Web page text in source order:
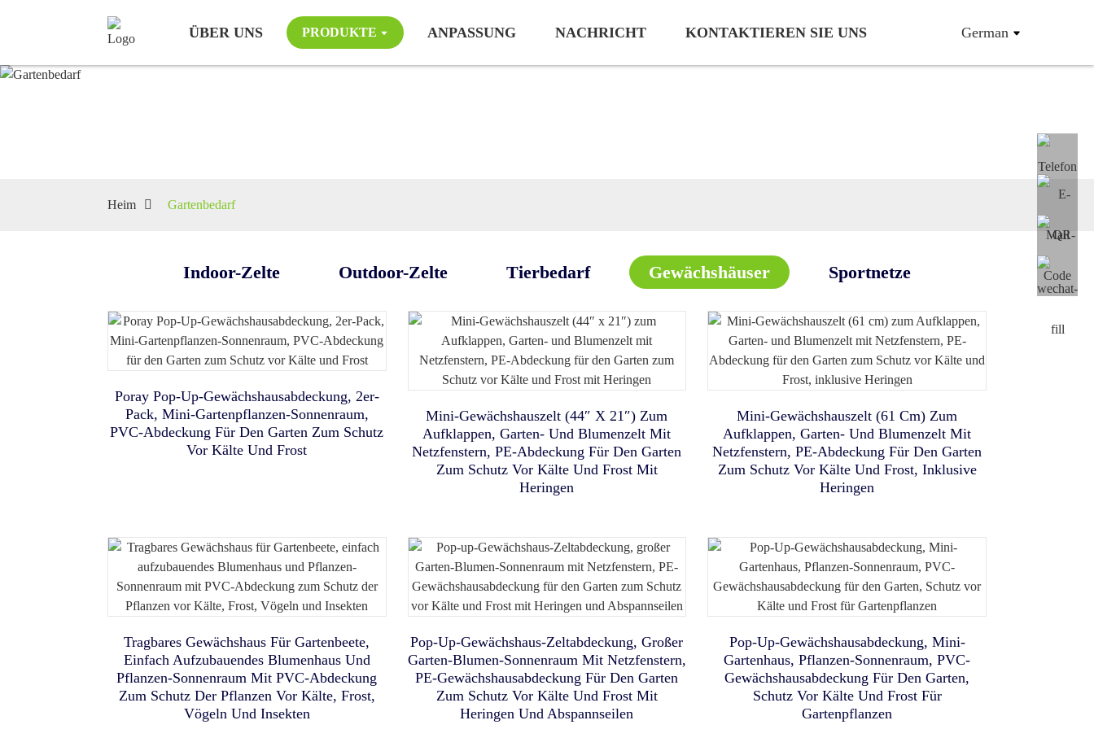
ÜBER UNS PRODUKTE ANPASSUNG NACHRICHT KONTAKTIEREN SIE UNS German
Heim Gartenbedarf
Indoor-Zelte Outdoor-Zelte Tierbedarf Gewächshäuser Sportnetze
Streifenlichtern, Faltbares
Spielhaus Für Kleinkinder
Tragbares Moskitonetz-
Bettbaldachin & Bettzelt Für
Einzelbetten, Atmungsaktives
Netzgewebe-Zelt Für Kinder &
Draußen Auf Reisen
Tragbares Großes Kinder-
Strandzelt Mit UV-Schutz,
Geeignet Für Drinnen Und
Draußen, Mit Dickem,
Schlafen Oder Als
Strandunterstand
Pop-Up-Spielzelt Für Kinder
Poray Pop-Up Baby-
Sichtschutzzelt,
Tragbares Verdunkelungs-
All-In-One-Outdoor-
Sichtschutzzelt: Porayhut Instant
Dual-Room Shower & Toilet
Tragbares Großes Kinder-
Strandzelt Mit UV-Schutz,
Geeignet Für Drinnen Und
Draußen, Mit Dickem,
Schlafen Oder Als
Strandunterstand
Ausziehbares Pop-Up-Zelt Für
SUVs, Heckklappenzelt Für 3-4
Personen, Campingzelt
Tragbares Baby-Strandzelt Mit
Poray 3 X 3 M Großes Pop-Up-
4-In-1 Faltbarer
Haustierlaufstall & Katzenzelt
Mit Tunnel, Hängematte Und
Tragbares Katzenkäfig-
Apartment Mit Drei Abteilen –
Leicht Zusammenklappbar Und
Tragbar – Komfortables
Reisekäfig Mit Praktischer
Tragetasche
Für Den Außenbereich Mit
Atmungsaktivem Netzgewebe,
Tragbares Indoor-Spielzelt
Hunde-Agility-Trainingsset Mit
Gehege Für Kleine Tiere Im
ICU CAT TENT Haustier-
Poray Pop-Up-Gewächshausabdeckung, 2er-
Pack, Mini-Gartenpflanzen-Sonnenraum,
PVC-Abdeckung Für Den Garten Zum Schutz
Vor Kälte Und Frost
Mini-Gewächshauszelt (44″ X 21″) Zum
Aufklappen, Garten- Und Blumenzelt Mit
Netzfenstern, PE-Abdeckung Für Den Garten
Zum Schutz Vor Kälte Und Frost Mit
Heringen
Mini-Gewächshauszelt (61 Cm) Zum
Aufklappen, Garten- Und Blumenzelt Mit
Netzfenstern, PE-Abdeckung Für Den Garten
Zum Schutz Vor Kälte Und Frost, Inklusive
Heringen
Tragbares Gewächshaus Für Gartenbeete,
Einfach Aufzubauendes Blumenhaus Und
Pflanzen-Sonnenraum Mit PVC-Abdeckung
Zum Schutz Der Pflanzen Vor Kälte, Frost,
Vögeln Und Insekten
Pop-Up-Gewächshaus-Zeltabdeckung, Großer
Garten-Blumen-Sonnenraum Mit Netzfenstern,
PE-Gewächshausabdeckung Für Den Garten
Zum Schutz Vor Kälte Und Frost Mit
Heringen Und Abspannseilen
Pop-Up-Gewächshausabdeckung, Mini-
Gartenhaus, Pflanzen-Sonnenraum, PVC-
Gewächshausabdeckung Für Den Garten,
Schutz Vor Kälte Und Frost Für
Gartenpflanzen
Gymnastikball, Rutschfester
Stabilitätsball Für Stühle, 63,5
Rumpfmuskulaturtraining Mit
Schutzhülle, Leicht Zu Reinigen
Pop-Up-Fußballtor Und Ballsets
Tragbares Fußballtor-Set Für
Fußballnetze Für Kleinkinder
Einfach Aufzubauende